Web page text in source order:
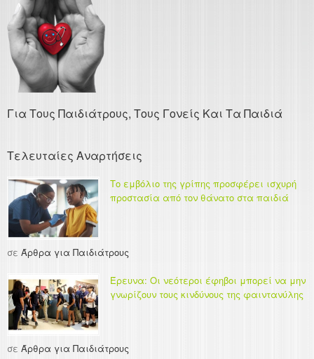
Για Τους Παιδιάτρους, Τους Γονείς Και Τα Παιδιά
Τελευταίες Αναρτήσεις
Το εμβόλιο της γρίπης προσφέρει ισχυρή
προστασία από τον θάνατο στα παιδιά
σε Άρθρα για Παιδιάτρους
Έρευνα: Οι νεότεροι έφηβοι μπορεί να μην
γνωρίζουν τους κινδύνους της φαιντανύλης
σε Άρθρα για Παιδιάτρους